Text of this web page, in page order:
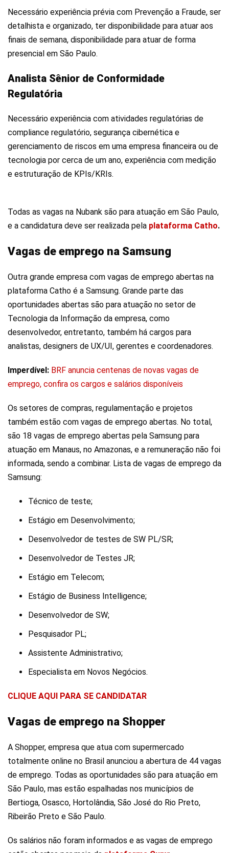
Necessário experiência prévia com Prevenção a Fraude, ser
detalhista e organizado, ter disponibilidade para atuar aos
finais de semana, disponibilidade para atuar de forma
presencial em São Paulo.
Analista Sênior de Conformidade
Regulatória
Necessário experiência com atividades regulatórias de
compliance regulatório, segurança cibernética e
gerenciamento de riscos em uma empresa financeira ou de
tecnologia por cerca de um ano, experiência com medição
e estruturação de KPIs/KRIs.
Todas as vagas na Nubank são para atuação em São Paulo,
e a candidatura deve ser realizada pela plataforma Catho.
Vagas de emprego na Samsung
Outra grande empresa com vagas de emprego abertas na
plataforma Catho é a Samsung. Grande parte das
oportunidades abertas são para atuação no setor de
Tecnologia da Informação da empresa, como
desenvolvedor, entretanto, também há cargos para
analistas, designers de UX/UI, gerentes e coordenadores.
Imperdível: BRF anuncia centenas de novas vagas de
emprego, confira os cargos e salários disponíveis
Os setores de compras, regulamentação e projetos
também estão com vagas de emprego abertas. No total,
são 18 vagas de emprego abertas pela Samsung para
atuação em Manaus, no Amazonas, e a remuneração não foi
informada, sendo a combinar. Lista de vagas de emprego da
Samsung:
Técnico de teste;
Estágio em Desenvolvimento;
Desenvolvedor de testes de SW PL/SR;
Desenvolvedor de Testes JR;
Estágio em Telecom;
Estágio de Business Intelligence;
Desenvolvedor de SW;
Pesquisador PL;
Assistente Administrativo;
Especialista em Novos Negócios.
CLIQUE AQUI PARA SE CANDIDATAR
Vagas de emprego na Shopper
A Shopper, empresa que atua com supermercado
totalmente online no Brasil anunciou a abertura de 44 vagas
de emprego. Todas as oportunidades são para atuação em
São Paulo, mas estão espalhadas nos municípios de
Bertioga, Osasco, Hortolândia, São José do Rio Preto,
Ribeirão Preto e São Paulo.
Os salários não foram informados e as vagas de emprego